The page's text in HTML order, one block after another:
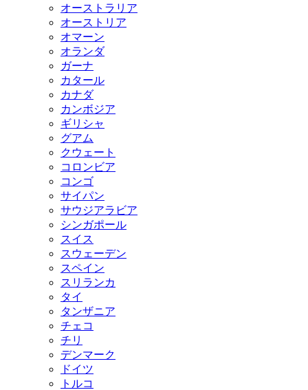
オーストラリア
オーストリア
オマーン
オランダ
ガーナ
カタール
カナダ
カンボジア
ギリシャ
グアム
クウェート
コロンビア
コンゴ
サイパン
サウジアラビア
シンガポール
スイス
スウェーデン
スペイン
スリランカ
タイ
タンザニア
チェコ
チリ
デンマーク
ドイツ
トルコ